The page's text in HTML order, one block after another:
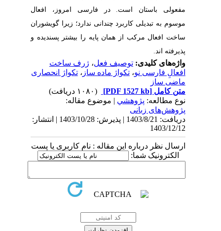
مفعولی باستان است. در فارسی امروز، افعال
موسوم به تبدیلی کاربرد چندانی ندارد؛ زیرا گویشوران
ساخت افعال مرکب از همان پایه را بیشتر پسندیده و
پذیرفته ­اند.
واژه‌های کلیدی:توصیف فعل،ژرف ساخت
افعالِ فارسی نو،تکواژ ماده ساز، تکواژ انحصاری
ماضی ساز
متن کامل[PDF 1527 kb]
نوع مطالعه:پژوهشي| موضوع مقاله:
پژوهش‌های زبانی
دریافت: 1403/8/21 | پذیرش: 1403/10/28 | انتشار:
1403/12/12
ارسال نظر درباره این مقاله : نام کاربری یا پست
الکترونیک شما: